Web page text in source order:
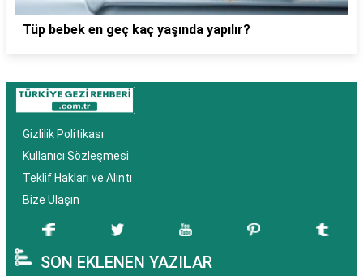
Tüp bebek en geç kaç yaşında yapılır?
Gizlilik Politikası
Kullanıcı Sözleşmesi
Teklif Hakları ve Alıntı
Bize Ulaşın
SON EKLENEN YAZILAR